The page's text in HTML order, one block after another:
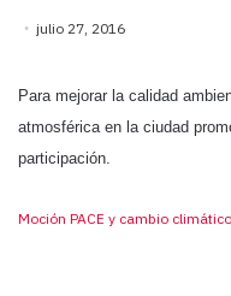
julio 27, 2016
Para mejorar la calidad
atmosférica en la ciudad
participación.
Moción PACE y cambio